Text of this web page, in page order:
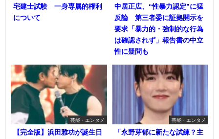
宅建士試験 一身専属的権利
について
中居正広、“性暴力認定”に猛
反論 第三者委に証拠開示を
要求「暴力的・強制的な行為
は確認されず」報告書の中立
性に疑問も
芸能・エンタメ
【完全版】浜田雅功が誕生日
芸能・エンタメ
「永野芽郁に新たな試練？主